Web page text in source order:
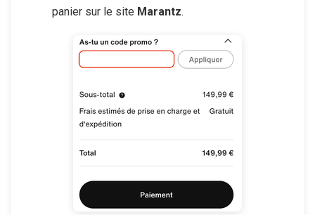
panier sur le site Marantz.